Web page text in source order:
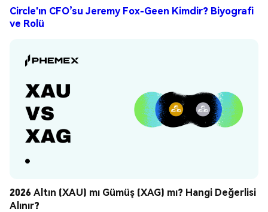
Circle'ın CFO’su Jeremy Fox-Geen Kimdir? Biyografi
ve Rolü
2026 Altın (XAU) mı Gümüş (XAG) mı? Hangi Değerlisi
Alınır?